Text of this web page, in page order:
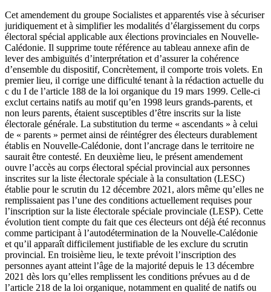
Cet amendement du groupe Socialistes et apparentés vise à sécuriser
juridiquement et à simplifier les modalités d’élargissement du corps
électoral spécial applicable aux élections provinciales en Nouvelle-
Calédonie. Il supprime toute référence au tableau annexe afin de
lever des ambiguïtés d’interprétation et d’assurer la cohérence
d’ensemble du dispositif, Concrètement, il comporte trois volets. En
premier lieu, il corrige une difficulté tenant à la rédaction actuelle du
c du I de l’article 188 de la loi organique du 19 mars 1999. Celle-ci
exclut certains natifs au motif qu’en 1998 leurs grands-parents, et
non leurs parents, étaient susceptibles d’être inscrits sur la liste
électorale générale. La substitution du terme « ascendants » à celui
de « parents » permet ainsi de réintégrer des électeurs durablement
établis en Nouvelle-Calédonie, dont l’ancrage dans le territoire ne
saurait être contesté. En deuxième lieu, le présent amendement
ouvre l’accès au corps électoral spécial provincial aux personnes
inscrites sur la liste électorale spéciale à la consultation (LESC)
établie pour le scrutin du 12 décembre 2021, alors même qu’elles ne
remplissaient pas l’une des conditions actuellement requises pour
l’inscription sur la liste électorale spéciale provinciale (LESP). Cette
évolution tient compte du fait que ces électeurs ont déjà été reconnus
comme participant à l’autodétermination de la Nouvelle-Calédonie
et qu’il apparaît difficilement justifiable de les exclure du scrutin
provincial. En troisième lieu, le texte prévoit l’inscription des
personnes ayant atteint l’âge de la majorité depuis le 13 décembre
2021 dès lors qu’elles remplissent les conditions prévues au d de
l’article 218 de la loi organique, notamment en qualité de natifs ou